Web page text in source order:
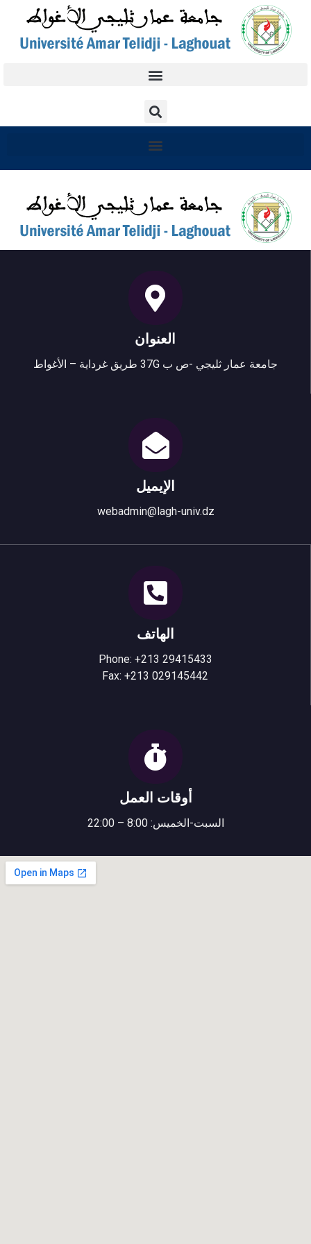
العنوان
جامعة عمار ثليجي -ص ب 37G طريق غرداية – الأغواط
الإيميل
webadmin@lagh-univ.dz
الهاتف
Phone: +213 29415433
Fax: +213 029145442
أوقات العمل
السبت-الخميس: 8:00 – 22:00